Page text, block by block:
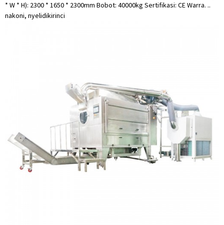
* W * H): 2300 * 1650 * 2300mm Bobot: 40000kg Sertifikasi: CE Warra. ..
nakoni, nyelidikirinci